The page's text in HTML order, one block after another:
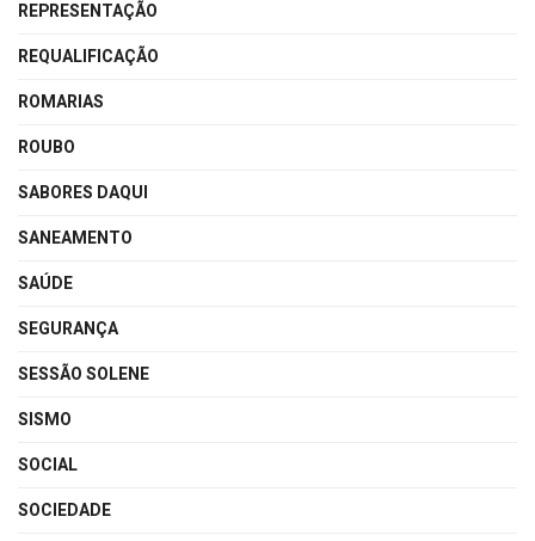
REPRESENTAÇÃO
REQUALIFICAÇÃO
ROMARIAS
ROUBO
SABORES DAQUI
SANEAMENTO
SAÚDE
SEGURANÇA
SESSÃO SOLENE
SISMO
SOCIAL
SOCIEDADE